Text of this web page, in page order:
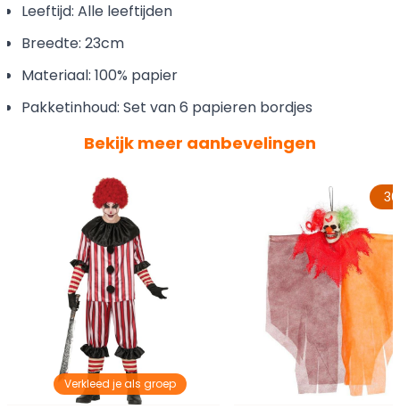
Leeftijd: Alle leeftijden
Breedte: 23cm
Materiaal: 100% papier
Pakketinhoud: Set van 6 papieren bordjes
Bekijk meer aanbevelingen
Verkleed je als groep